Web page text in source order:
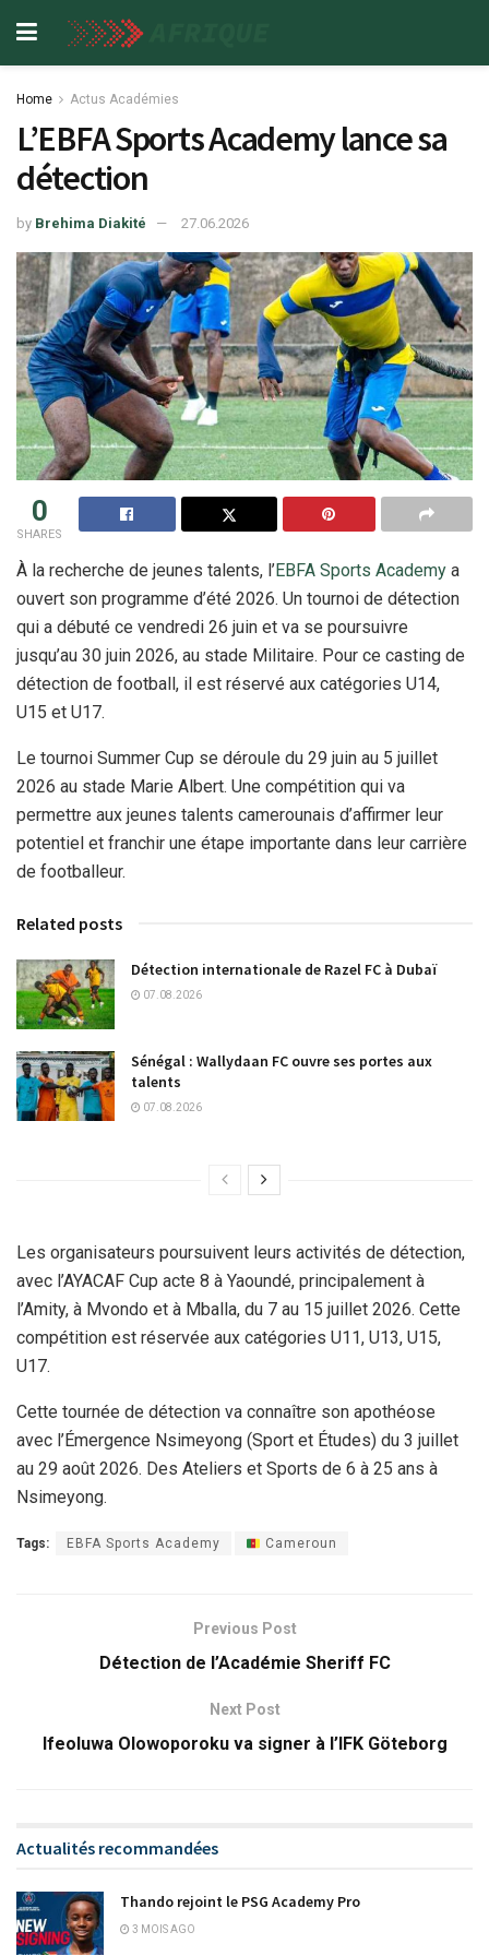
Home Actus Académies
L’EBFA Sports Academy lance sa
détection
by Brehima Diakité 27.06.2026
0
SHARES
À la recherche de jeunes talents, l’EBFA Sports Academy a
ouvert son programme d’été 2026. Un tournoi de détection
qui a débuté ce vendredi 26 juin et va se poursuivre
jusqu’au 30 juin 2026, au stade Militaire. Pour ce casting de
détection de football, il est réservé aux catégories U14,
U15 et U17.
Le tournoi Summer Cup se déroule du 29 juin au 5 juillet
2026 au stade Marie Albert. Une compétition qui va
permettre aux jeunes talents camerounais d’affirmer leur
potentiel et franchir une étape importante dans leur carrière
de footballeur.
Related posts
Détection internationale de Razel FC à Dubaï
07.08.2026
Sénégal : Wallydaan FC ouvre ses portes aux
talents
07.08.2026
Les organisateurs poursuivent leurs activités de détection,
avec l’AYACAF Cup acte 8 à Yaoundé, principalement à
l’Amity, à Mvondo et à Mballa, du 7 au 15 juillet 2026. Cette
compétition est réservée aux catégories U11, U13, U15,
U17.
Cette tournée de détection va connaître son apothéose
avec l’Émergence Nsimeyong (Sport et Études) du 3 juillet
au 29 août 2026. Des Ateliers et Sports de 6 à 25 ans à
Nsimeyong.
Tags: EBFA Sports Academy Cameroun
Previous Post
Détection de l’Académie Sheriff FC
Next Post
Ifeoluwa Olowoporoku va signer à l’IFK Göteborg
Actualités recommandées
Thando rejoint le PSG Academy Pro
3 MOIS AGO